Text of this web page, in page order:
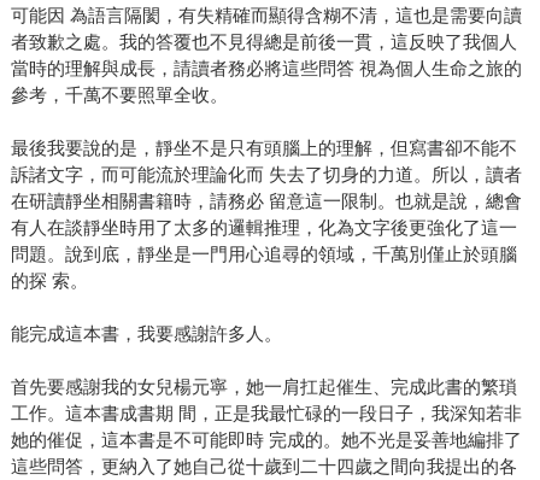
可能因 為語言隔閡，有失精確而顯得含糊不清，這也是需要向讀
者致歉之處。我的答覆也不見得總是前後一貫，這反映了我個人
當時的理解與成長，請讀者務必將這些問答 視為個人生命之旅的
參考，千萬不要照單全收。
最後我要說的是，靜坐不是只有頭腦上的理解，但寫書卻不能不
訴諸文字，而可能流於理論化而 失去了切身的力道。所以，讀者
在研讀靜坐相關書籍時，請務必 留意這一限制。也就是說，總會
有人在談靜坐時用了太多的邏輯推理，化為文字後更強化了這一
問題。說到底，靜坐是一門用心追尋的領域，千萬別僅止於頭腦
的探 索。
能完成這本書，我要感謝許多人。
首先要感謝我的女兒楊元寧，她一肩扛起催生、完成此書的繁瑣
工作。這本書成書期 間，正是我最忙碌的一段日子，我深知若非
她的催促，這本書是不可能即時 完成的。她不光是妥善地編排了
這些問答，更納入了她自己從十歲到二十四歲之間向我提出的各